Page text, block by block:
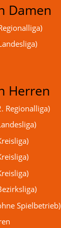
Damen
Herren
Regionalliga)
Spielbetrieb)